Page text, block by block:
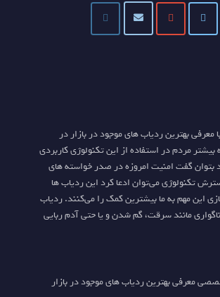
بهترین ردیاب های موجود در بازار در
مردم در استفاده از این تکنولوژی کاربردی
بتوان گفت امنیت امروزه در صدر خواسته های
تکنولوژی می‌توان ادعا کرد این ردیاب ها
این مهم به ما بیشترین کمک را می‌کنند. ردیاب
ناگواری مانند سرقت، گم شدن و یا حتی آدم ربایی